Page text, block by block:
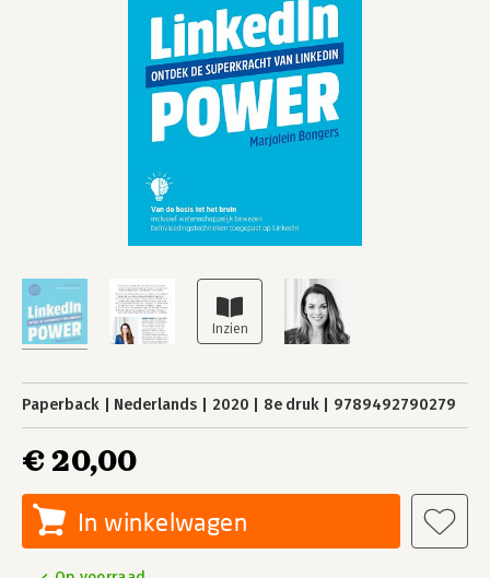
Paperback Nederlands 2020 8e druk 9789492790279
€ 20,00
In winkelwagen